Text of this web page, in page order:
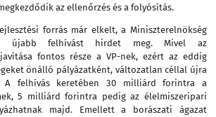
az ellenőrzés és a folyósítás.
forrás már elkelt, a Miniszterelnökség
újabb felhívást hirdet meg. Mivel az
fontos része a VP-nek, ezért az eddig
önálló pályázatként, változatlan céllal újra
A felhívás keretében 30 milliárd forintra a
5 milliárd forintra pedig az élelmiszeripari
majd. Emellett a borászati ágazat